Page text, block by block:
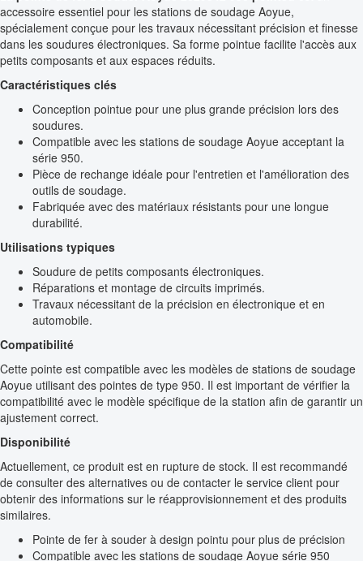
accessoire essentiel pour les stations de soudage Aoyue,
spécialement conçue pour les travaux nécessitant précision et finesse
dans les soudures électroniques. Sa forme pointue facilite l'accès aux
petits composants et aux espaces réduits.
Caractéristiques clés
Conception pointue pour une plus grande précision lors des
soudures.
Compatible avec les stations de soudage Aoyue acceptant la
série 950.
Pièce de rechange idéale pour l'entretien et l'amélioration des
outils de soudage.
Fabriquée avec des matériaux résistants pour une longue
durabilité.
Utilisations typiques
Soudure de petits composants électroniques.
Réparations et montage de circuits imprimés.
Travaux nécessitant de la précision en électronique et en
automobile.
Compatibilité
Cette pointe est compatible avec les modèles de stations de soudage
Aoyue utilisant des pointes de type 950. Il est important de vérifier la
compatibilité avec le modèle spécifique de la station afin de garantir un
ajustement correct.
Disponibilité
Actuellement, ce produit est en rupture de stock. Il est recommandé
de consulter des alternatives ou de contacter le service client pour
obtenir des informations sur le réapprovisionnement et des produits
similaires.
Pointe de fer à souder à design pointu pour plus de précision
Compatible avec les stations de soudage Aoyue série 950